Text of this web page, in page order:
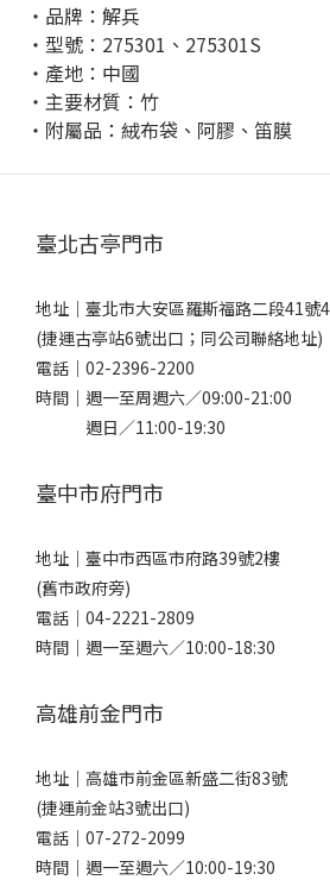
・品牌：解兵
・型號：275301、275301S
・產地：中國
・主要材質：竹
・附屬品：絨布袋、阿膠、笛膜
臺北古亭門市
地址｜ 臺北市大安區羅斯福路二段41號
(捷運古亭站6號出口；同公司聯絡地址)
電話｜ 02-2396-2200
時間｜週一至周週六／09:00-21:00
週日／11:00-19:30
臺中市府門市
地址｜ 臺中市西區市府路39號2樓
(舊市政府旁)
電話｜ 04-2221-2809
時間｜週一至週六／10:00-18:30
高雄前金門市
地址｜ 高雄市前金區新盛二街83號
(捷運前金站3號出口)
電話｜ 07-272-2099
時間｜週一至週六／10:00-19:30